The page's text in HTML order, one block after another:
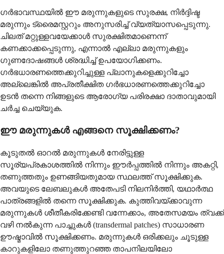
ഗർഭാവസ്ഥയിൽ ഈ മരുന്നുകളുടെ സുരക്ഷ, നിർദ്ദിഷ്ട
മരുന്നും ട്രൈമസ്റ്ററും അനുസരിച്ച് വ്യത്യാസപ്പെടുന്നു.
ചിലത് മറ്റുള്ളവയേക്കാൾ സുരക്ഷിതമാണെന്ന്
കണക്കാക്കപ്പെടുന്നു, എന്നാൽ എല്ലാ മരുന്നുകളും
ഗുണദോഷങ്ങൾ ശ്രദ്ധിച്ച് ഉപയോഗിക്കണം.
ഗർഭധാരണത്തെക്കുറിച്ചുള്ള പ്ലാനുകളെക്കുറിച്ചോ
അല്ലെങ്കിൽ അപ്രതീക്ഷിത ഗർഭധാരണത്തെക്കുറിച്ചോ
ഉടൻ തന്നെ നിങ്ങളുടെ ആരോഗ്യ പരിരക്ഷാ ദാതാവുമായി
ചർച്ച ചെയ്യുക.
ഈ മരുന്നുകൾ എങ്ങനെ സൂക്ഷിക്കണം?
കൂടുതൽ ഓറൽ മരുന്നുകൾ നേരിട്ടുള്ള
സൂര്യപ്രകാശത്തിൽ നിന്നും ഈർപ്പത്തിൽ നിന്നും അകറ്റി,
തണുത്തതും ഉണങ്ങിയതുമായ സ്ഥലത്ത് സൂക്ഷിക്കുക.
അവയുടെ ലേബലുകൾ അതേപടി നിലനിർത്തി, യഥാർത്ഥ
പാത്രങ്ങളിൽ തന്നെ സൂക്ഷിക്കുക. കുത്തിവയ്ക്കാവുന്ന
മരുന്നുകൾ ശീതീകരിക്കേണ്ടി വന്നേക്കാം, അതേസമയം ത്വക്ക്
വഴി നൽകുന്ന പാച്ചുകൾ (transdermal patches) സാധാരണ
ഊഷ്മാവിൽ സൂക്ഷിക്കണം. മരുന്നുകൾ ഒരിക്കലും ചൂടുള്ള
കാറുകളിലോ തണുത്തുറഞ്ഞ താപനിലയിലോ